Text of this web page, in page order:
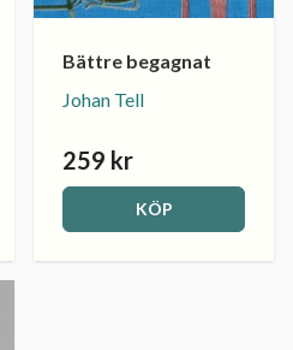
Bättre begagnat
Johan Tell
259 kr
KÖP